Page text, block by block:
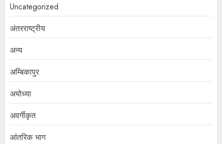
Uncategorized
अंतरराष्ट्रीय
अन्य
अम्बिकापुर
अयोध्या
अवर्गीकृत
आंतरिक भाग